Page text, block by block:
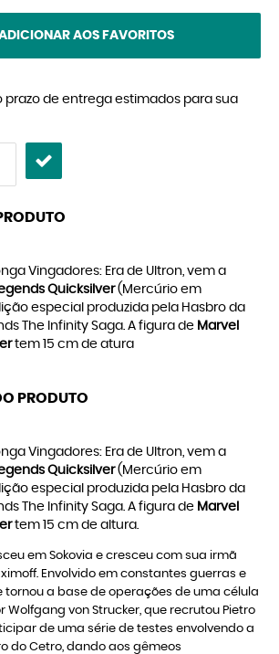
AOS FAVORITOS
prazo de entrega estimados para sua
Vingadores: Era de Ultron, vem a
Quicksilver(Mercúrio em
especial produzida pela Hasbro da
The Infinity Saga. A figura de Marvel
tem 15 cm de atura
PRODUTO
Vingadores: Era de Ultron, vem a
Quicksilver(Mercúrio em
especial produzida pela Hasbro da
The Infinity Saga. A figura de Marvel
tem 15 cm de altura.
em Sokovia e cresceu com sua irmã
Envolvido em constantes guerras e
tornou a base de operações de uma célula
Wolfgang von Strucker, que recrutou Pietro
de uma série de testes envolvendo a
do Cetro, dando aos gêmeos